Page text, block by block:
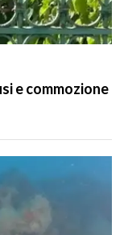
e commozione